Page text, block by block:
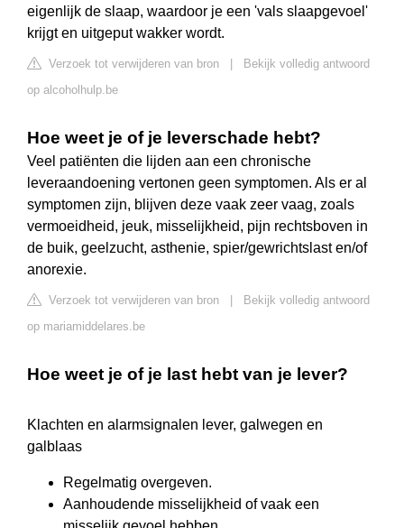
eigenlijk de slaap, waardoor je een 'vals slaapgevoel'
krijgt en uitgeput wakker wordt.
Verzoek tot verwijderen van bron
Bekijk volledig antwoord
op alcoholhulp.be
Hoe weet je of je leverschade hebt?
Veel patiënten die lijden aan een chronische
leveraandoening vertonen geen symptomen. Als er al
symptomen zijn, blijven deze vaak zeer vaag, zoals
vermoeidheid, jeuk, misselijkheid, pijn rechtsboven in
de buik, geelzucht, asthenie, spier/gewrichtslast en/of
anorexie.
Verzoek tot verwijderen van bron
Bekijk volledig antwoord
op mariamiddelares.be
Hoe weet je of je last hebt van je lever?
Klachten en alarmsignalen lever, galwegen en
galblaas
Regelmatig overgeven.
Aanhoudende misselijkheid of vaak een